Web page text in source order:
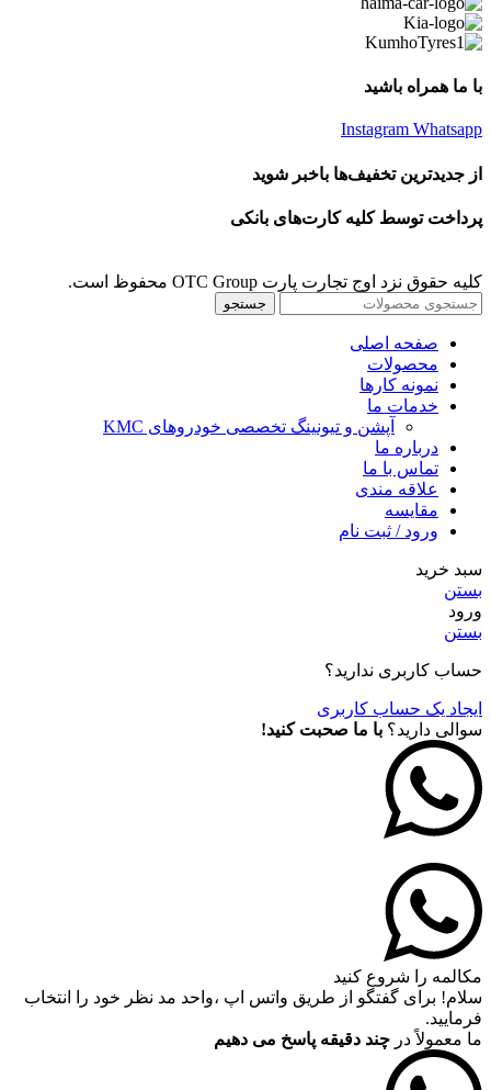
با ما همراه باشید
Instagram Whatsapp
از جدیدترین تخفیف‌ها باخبر شوید
پرداخت توسط کلیه کارت‌های بانکی
کلیه حقوق نزد اوج تجارت پارت OTC Group محفوظ است.
جستجو
صفحه اصلی
محصولات
نمونه کارها
خدمات ما
آپشن و تیونینگ تخصصی خودروهای KMC
درباره ما
تماس با ما
علاقه مندی
مقايسه
ورود / ثبت نام
سبد خرید
بستن
ورود
بستن
حساب کاربری ندارید؟
ایجاد یک حساب کاربری
سوالی دارید؟ با ما صحبت کنید!
مکالمه را شروع کنید
سلام! برای گفتگو از طریق واتس اپ ،واحد مد نظر خود را انتخاب
فرمایید.
ما معمولاً در چند دقیقه پاسخ می دهیم